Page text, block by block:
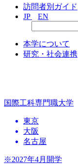
訪問者別ガイド
JP
EN
本学について
研究・社会連携
国際工科専門職大学
東京
大阪
名古屋
※2027年4月開学